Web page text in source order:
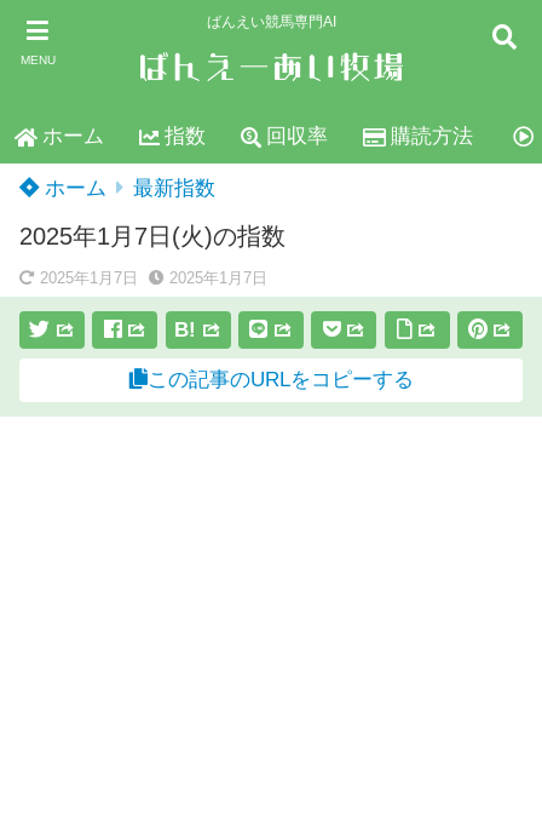
MENU
ばんえい競馬専門AI
ホーム 指数 回収率 購読方法
ホーム 最新指数
2025年1月7日(火)の指数
2025年1月7日 2025年1月7日
B!
この記事のURLをコピーする